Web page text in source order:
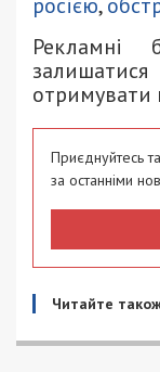
отримувати
Приєднуйтесь
за останніми
Читайте